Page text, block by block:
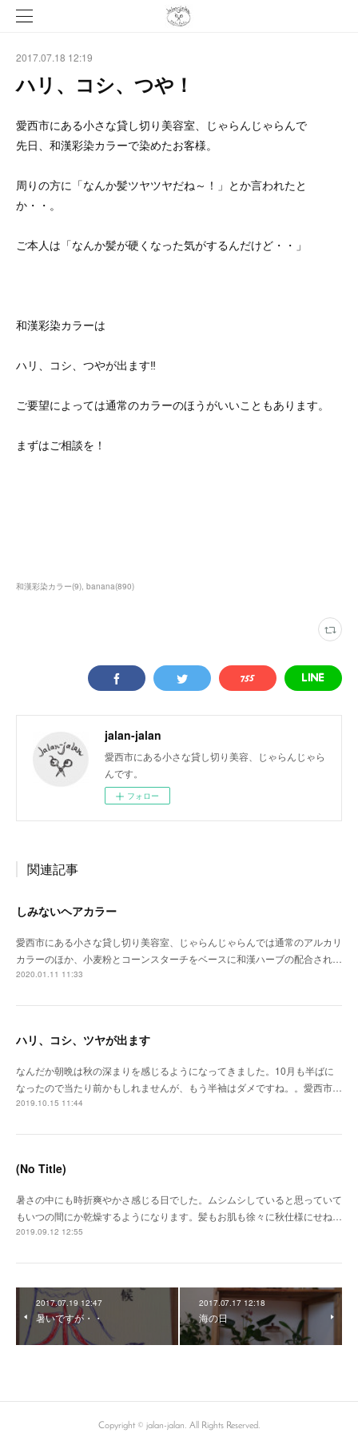
2017.07.18 12:19
ハリ、コシ、つや！
愛西市にある小さな貸し切り美容室、じゃらんじゃらんで
先日、和漢彩染カラーで染めたお客様。
周りの方に「なんか髪ツヤツヤだね～！」とか言われたと
か・・。
ご本人は「なんか髪が硬くなった気がするんだけど・・」
和漢彩染カラーは
ハリ、コシ、つやが出ます‼
ご要望によっては通常のカラーのほうがいいこともあります。
まずはご相談を！
和漢彩染カラー(9) banana(890)
jalan-jalan
愛西市にある小さな貸し切り美容、じゃらんじゃら
んです。
フォロー
関連記事
しみないヘアカラー
愛西市にある小さな貸し切り美容室、じゃらんじゃらんでは通常のアルカリ
カラーのほか、小麦粉とコーンスターチをベースに和漢ハーブの配合され…
2020.01.11 11:33
ハリ、コシ、ツヤが出ます
なんだか朝晩は秋の深まりを感じるようになってきました。10月も半ばに
なったので当たり前かもしれませんが、もう半袖はダメですね。。愛西市…
2019.10.15 11:44
(No Title)
暑さの中にも時折爽やかさ感じる日でした。ムシムシしていると思っていて
もいつの間にか乾燥するようになります。髪もお肌も徐々に秋仕様にせね…
2019.09.12 12:55
2017.07.19 12:47
暑いですが・・
2017.07.17 12:18
海の日
Copyright © jalan-jalan. All Rights Reserved.